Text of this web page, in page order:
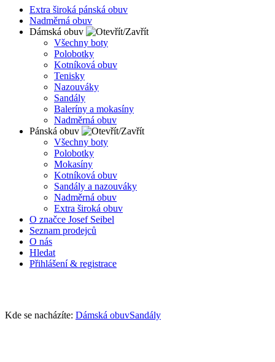
Extra široká pánská obuv
Nadměrná obuv
Dámská obuv
Všechny boty
Polobotky
Kotníková obuv
Tenisky
Nazouváky
Sandály
Baleríny a mokasíny
Nadměrná obuv
Pánská obuv
Všechny boty
Polobotky
Mokasíny
Kotníková obuv
Sandály a nazouváky
Nadměrná obuv
Extra široká obuv
O značce Josef Seibel
Seznam prodejců
O nás
Hledat
Přihlášení & registrace
Kde se nacházíte: Dámská obuvSandály